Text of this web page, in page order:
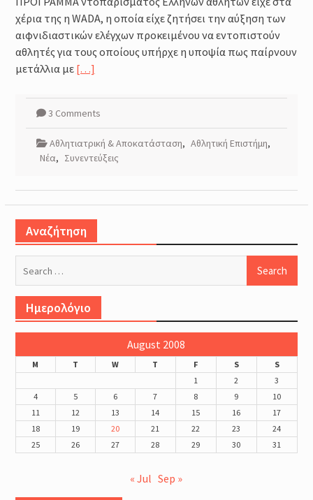
έντασης της προπόνησης :
Φυσιολογικά και Πρακτικά
Ζητήματα
Προπόνηση Τριάθλου :
χέρια της η WΑDΑ, η οποία είχε ζητήσει την αύξηση των
αιφνιδιαστικών ελέγχων προκειμένου να εντοπιστούν
αθλητές για τους οποίους υπήρχε η υποψία πως παίρνουν
μετάλλια με […]
3 Comments
Αθλητιατρική & Αποκατάσταση, Αθλητική Επιστήμη,
Νέα, Συνεντεύξεις
Αναζήτηση
Ημερολόγιο
August 2008
M T W T F S
S
1
2
3
4
5 6 7 8 9
10
11
12 13 14 15 16
17
18
19 20 21 22 23
24
25
26 27 28 29 30 31
« Jul Sep »